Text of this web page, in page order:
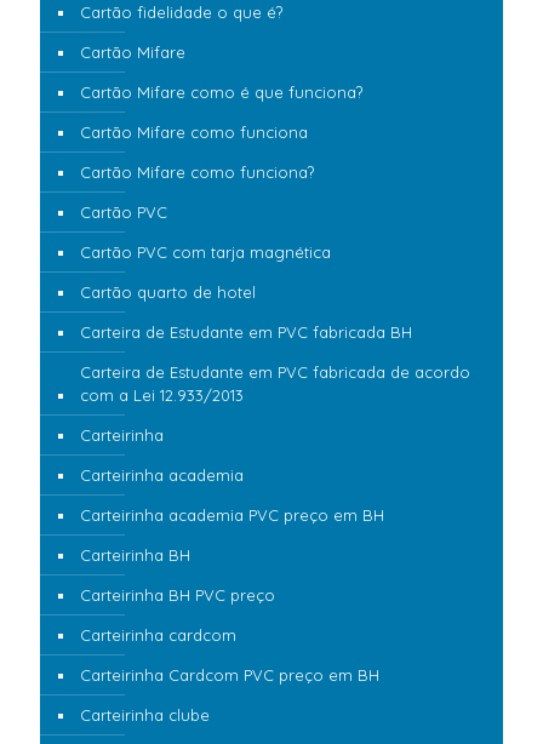
Cartão fidelidade o que é?
Cartão Mifare
Cartão Mifare como é que funciona?
Cartão Mifare como funciona
Cartão Mifare como funciona?
Cartão PVC
Cartão PVC com tarja magnética
Cartão quarto de hotel
Carteira de Estudante em PVC fabricada BH
Carteira de Estudante em PVC fabricada de acordo
com a Lei 12.933/2013
Carteirinha
Carteirinha academia
Carteirinha academia PVC preço em BH
Carteirinha BH
Carteirinha BH PVC preço
Carteirinha cardcom
Carteirinha Cardcom PVC preço em BH
Carteirinha clube